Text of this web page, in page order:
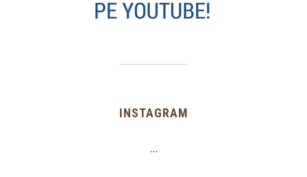
INSTAGRAM
…